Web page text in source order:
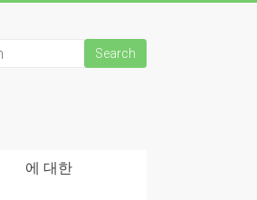
에 대한